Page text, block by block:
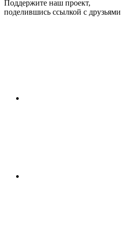
Поддержите наш проект,
поделившись ссылкой с друзьями